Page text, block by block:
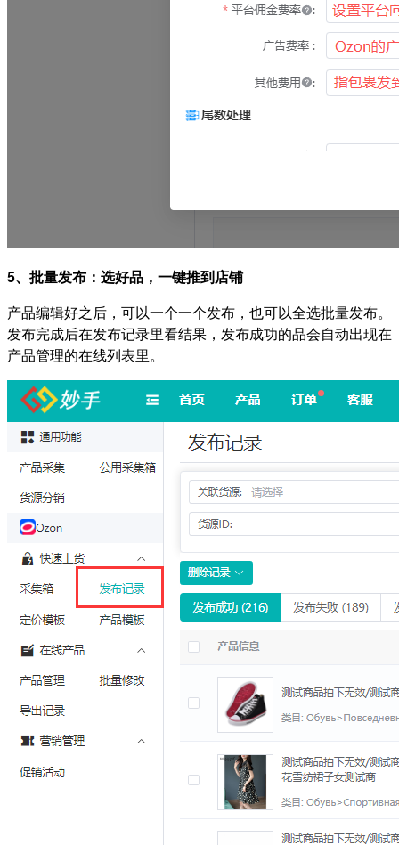
5、批量发布：选好品，一键推到店铺
产品编辑好之后，可以一个一个发布，也可以全选批量发布。
发布完成后在发布记录里看结果，发布成功的品会自动出现在
产品管理的在线列表里。